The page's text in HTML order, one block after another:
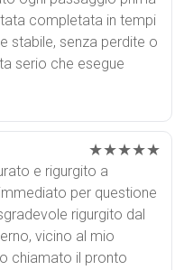
completata in tempi
stabile, senza perdite o
serio che esegue
★★★★★
e rigurgito a
per questione
rigurgito dal
vicino al mio
chiamato il pronto